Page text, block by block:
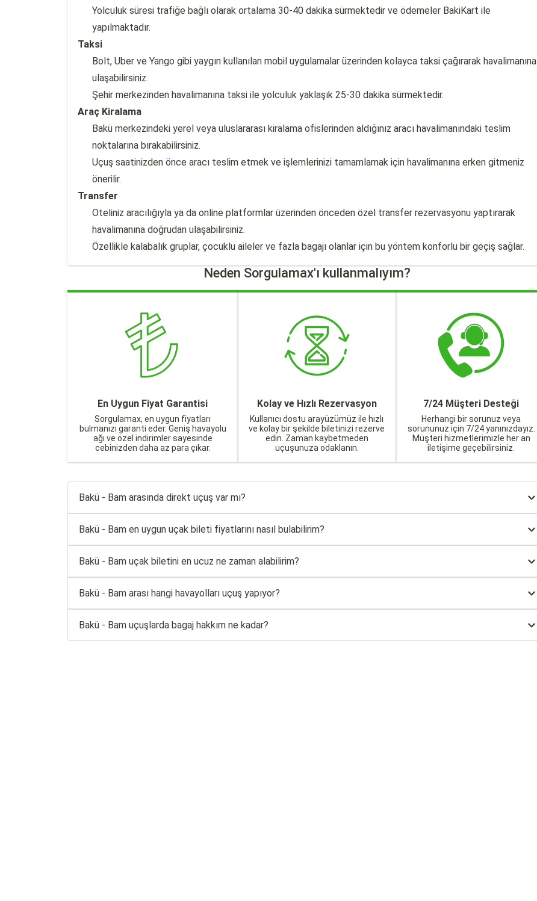
Yolculuk süresi trafiğe bağlı olarak ortalama 30-40 dakika sürmektedir ve ödemeler BakiKart ile
yapılmaktadır.
Taksi
Bolt, Uber ve Yango gibi yaygın kullanılan mobil uygulamalar üzerinden kolayca taksi çağırarak havalimanına
ulaşabilirsiniz.
Şehir merkezinden havalimanına taksi ile yolculuk yaklaşık 25-30 dakika sürmektedir.
Araç Kiralama
Bakü merkezindeki yerel veya uluslararası kiralama ofislerinden aldığınız aracı havalimanındaki teslim
noktalarına bırakabilirsiniz.
Uçuş saatinizden önce aracı teslim etmek ve işlemlerinizi tamamlamak için havalimanına erken gitmeniz
önerilir.
Transfer
Oteliniz aracılığıyla ya da online platformlar üzerinden önceden özel transfer rezervasyonu yaptırarak
havalimanına doğrudan ulaşabilirsiniz.
Özellikle kalabalık gruplar, çocuklu aileler ve fazla bagajı olanlar için bu yöntem konforlu bir geçiş sağlar.
Neden Sorgulamax'ı kullanmalıyım?
En Uygun Fiyat Garantisi
Sorgulamax, en uygun fiyatları
bulmanızı garanti eder. Geniş havayolu
ağı ve özel indirimler sayesinde
cebinizden daha az para çıkar.
Kolay ve Hızlı Rezervasyon
Kullanıcı dostu arayüzümüz ile hızlı
ve kolay bir şekilde biletinizi rezerve
edin. Zaman kaybetmeden
uçuşunuza odaklanın.
7/24 Müşteri Desteği
Herhangi bir sorunuz veya
sorununuz için 7/24 yanınızdayız.
Müşteri hizmetlerimizle her an
iletişime geçebilirsiniz.
Bakü - Bam arasında direkt uçuş var mı?
Bakü - Bam en uygun uçak bileti fiyatlarını nasıl bulabilirim?
Bakü - Bam uçak biletini en ucuz ne zaman alabilirim?
Bakü - Bam arası hangi havayolları uçuş yapıyor?
Bakü - Bam uçuşlarda bagaj hakkım ne kadar?